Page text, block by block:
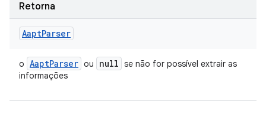
Retorna
AaptParser
o AaptParser ou null se não for possível extrair as
informações